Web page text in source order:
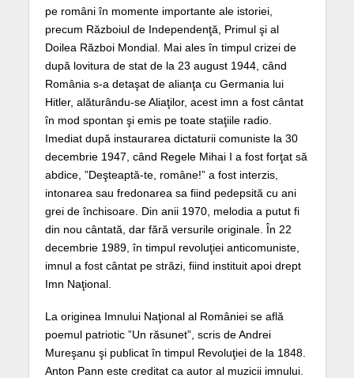
pe români în momente importante ale istoriei,
precum Războiul de Independenţă, Primul şi al
Doilea Război Mondial. Mai ales în timpul crizei de
după lovitura de stat de la 23 august 1944, când
România s-a detaşat de alianţa cu Germania lui
Hitler, alăturându-se Aliaţilor, acest imn a fost cântat
în mod spontan şi emis pe toate staţiile radio.
Imediat după instaurarea dictaturii comuniste la 30
decembrie 1947, când Regele Mihai I a fost forţat să
abdice, ”Deşteaptă-te, române!” a fost interzis,
intonarea sau fredonarea sa fiind pedepsită cu ani
grei de închisoare. Din anii 1970, melodia a putut fi
din nou cântată, dar fără versurile originale. În 22
decembrie 1989, în timpul revoluţiei anticomuniste,
imnul a fost cântat pe străzi, fiind instituit apoi drept
Imn Naţional.
La originea Imnului Naţional al României se află
poemul patriotic ”Un răsunet”, scris de Andrei
Mureşanu şi publicat în timpul Revoluţiei de la 1848.
Anton Pann este creditat ca autor al muzicii imnului.